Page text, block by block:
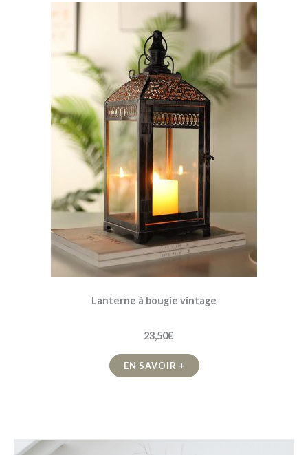
Lanterne à bougie vintage
23,50€
EN SAVOIR +